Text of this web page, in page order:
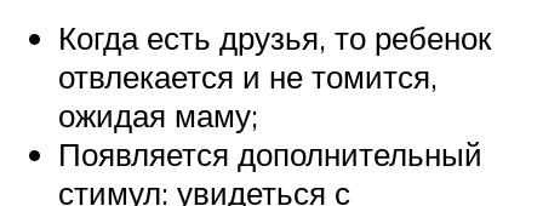
Когда есть друзья, то ребенок
отвлекается и не томится,
ожидая маму;
Появляется дополнительный
стимул: увидеться с